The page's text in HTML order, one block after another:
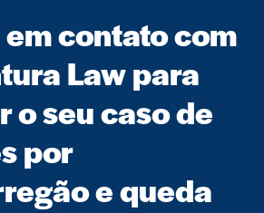
contato com
Law para
o seu caso de
por
e queda